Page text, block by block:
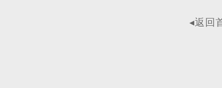
◂返回